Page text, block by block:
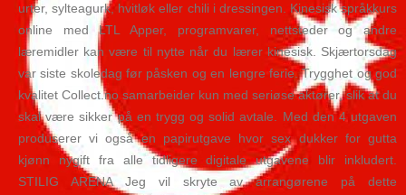
urter, sylteagurk, hvitløk eller chili i dressingen. Kinesisk språkkurs
online med LTL Apper, programvarer, nettsteder og andre
læremidler kan være til nytte når du lærer kinesisk. Skjærtorsdag
var siste skoledag før påsken og en lengre ferie. Trygghet og god
kvalitet Collect.no samarbeider kun med seriøse aktører, slik at du
skal være sikker på en trygg og solid avtale. Med den 4 utgaven
produserer vi også en papirutgave hvor sex dukker for gutta
kjønn nygift fra alle tidligere digitale utgavene blir inkludert.
STILIG ARENA Jeg vil skryte av arrangørene på dette